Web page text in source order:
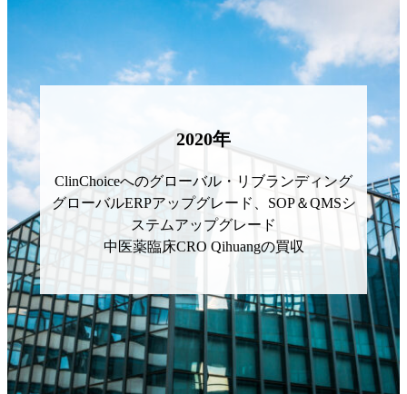
2020年
ClinChoiceへのグローバル・リブランディング
グローバルERPアップグレード、SOP＆QMSシ
ステムアップグレード
中医薬臨床CRO Qihuangの買収